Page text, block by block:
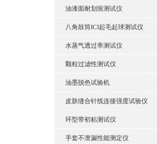
油漆面耐划痕测试仪
八角鼓筒ICI起毛起球测试仪
水蒸气透过率测试仪
颗粒过滤性测试仪
油墨脱色试验机
皮肤缝合针线连接强度试验仪
环型带初粘测试仪
手套不泄漏性能测定仪